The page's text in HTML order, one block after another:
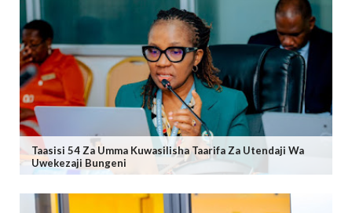
Taasisi 54 Za Umma Kuwasilisha Taarifa Za Utendaji Wa
Uwekezaji Bungeni